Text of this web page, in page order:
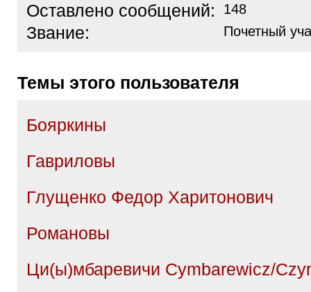
Оставлено сообщений: 148
Звание: Почетный
Темы этого пользователя
Бояркины
Гавриловы
Глущенко Федор Харитонович
Романовы
Ци(ы)мбаревичи Cymbarewicz/